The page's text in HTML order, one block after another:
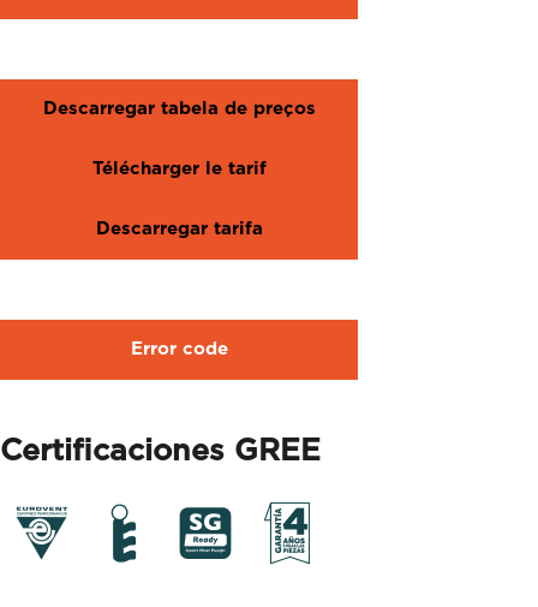
Descarregar tabela de preços
Télécharger le tarif
Descarregar tarifa
Error code
Certificaciones GREE